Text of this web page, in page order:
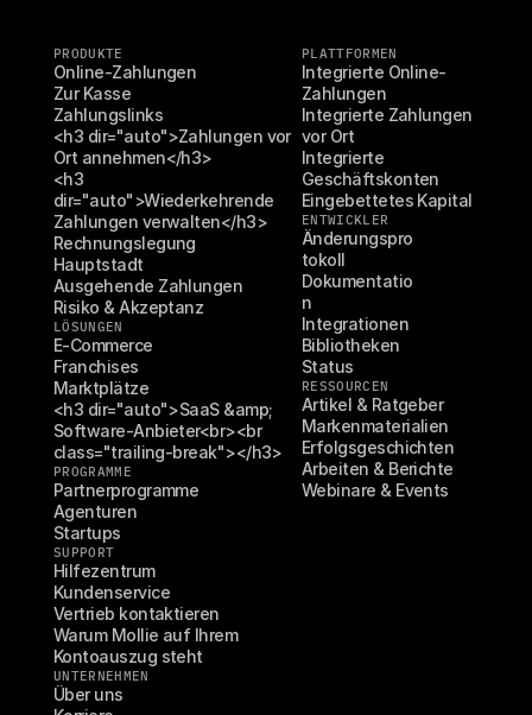
PRODUKTE
Online-Zahlungen
Zur Kasse
Zahlungslinks
<h3 dir="auto">Zahlungen vor
Ort annehmen</h3>
<h3
dir="auto">Wiederkehrende
Zahlungen verwalten</h3>
Rechnungslegung
Hauptstadt
Ausgehende Zahlungen
Risiko & Akzeptanz
LÖSUNGEN
E-Commerce
Franchises
Marktplätze
<h3 dir="auto">SaaS &amp;
Software-Anbieter<br><br
class="trailing-break"></h3>
PROGRAMME
Partnerprogramme
Agenturen
Startups
SUPPORT
Hilfezentrum
Kundenservice
Vertrieb kontaktieren
Warum Mollie auf Ihrem
Kontoauszug steht
UNTERNEHMEN
Über uns
PLATTFORMEN
Integrierte Online-
Zahlungen
Integrierte Zahlungen
vor Ort
Integrierte
Geschäftskonten
Eingebettetes Kapital
ENTWICKLER
Änderungspro
tokoll
Dokumentatio
n
Integrationen
Bibliotheken
Status
RESSOURCEN
Artikel & Ratgeber
Markenmaterialien
Erfolgsgeschichten
Arbeiten & Berichte
Webinare & Events